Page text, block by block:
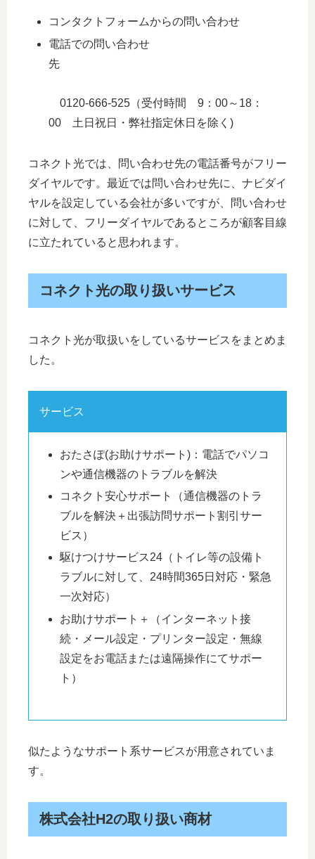
コンタクトフォームからの問い合わせ
電話での問い合わせ
先
0120-666-525（受付時間 9：00～18：
00 土日祝日・弊社指定休日を除く)
コネクト光では、問い合わせ先の電話番号がフリー
ダイヤルです。最近では問い合わせ先に、ナビダイ
ヤルを設定している会社が多いですが、問い合わせ
に対して、フリーダイヤルであるところが顧客目線
に立たれていると思われます。
コネクト光の取り扱いサービス
コネクト光が取扱いをしているサービスをまとめま
した。
サービス
おたさぽ(お助けサポート)：電話でパソコ
ンや通信機器のトラブルを解決
コネクト安心サポート（通信機器のトラ
ブルを解決＋出張訪問サポート割引サー
ビス）
駆けつけサービス24（トイレ等の設備ト
ラブルに対して、24時間365日対応・緊急
一次対応）
お助けサポート＋（インターネット接
続・メール設定・プリンター設定・無線
設定をお電話または遠隔操作にてサポー
ト）
似たようなサポート系サービスが用意されていま
す。
株式会社H2の取り扱い商材